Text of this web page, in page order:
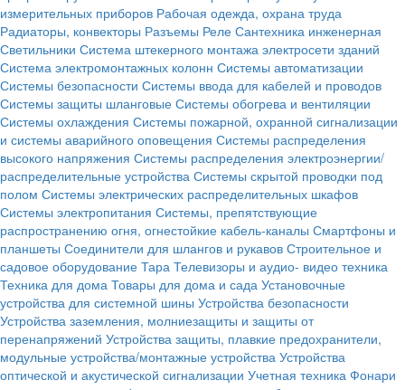
измерительных приборов Рабочая одежда, охрана труда
Радиаторы, конвекторы Разъемы Реле Сантехника инженерная
Светильники Система штекерного монтажа электросети зданий
Система электромонтажных колонн Системы автоматизации
Системы безопасности Системы ввода для кабелей и проводов
Системы защиты шланговые Системы обогрева и вентиляции
Системы охлаждения Системы пожарной, охранной сигнализации
и системы аварийного оповещения Системы распределения
высокого напряжения Системы распределения электроэнергии/
распределительные устройства Системы скрытой проводки под
полом Системы электрических распределительных шкафов
Системы электропитания Системы, препятствующие
распространению огня, огнестойкие кабель-каналы Смартфоны и
планшеты Соединители для шлангов и рукавов Строительное и
садовое оборудование Тара Телевизоры и аудио- видео техника
Техника для дома Товары для дома и сада Установочные
устройства для системной шины Устройства безопасности
Устройства заземления, молниезащиты и защиты от
перенапряжений Устройства защиты, плавкие предохранители,
модульные устройства/монтажные устройства Устройства
оптической и акустической сигнализации Учетная техника Фонари